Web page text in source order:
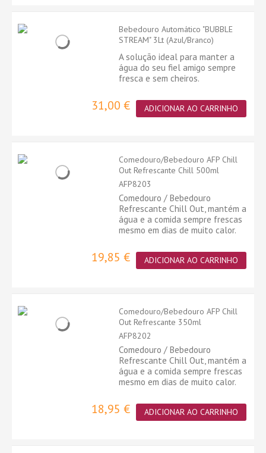
Bebedouro Automático "BUBBLE
STREAM" 3Lt (Azul/Branco)
A solução ideal para manter a
água do seu fiel amigo sempre
fresca e sem cheiros.
31,00 € ADICIONAR AO CARRINHO
Comedouro/Bebedouro AFP Chill
Out Refrescante Chill 500ml
AFP8203
Comedouro / Bebedouro
Refrescante Chill Out, mantém a
água e a comida sempre frescas
mesmo em dias de muito calor.
19,85 € ADICIONAR AO CARRINHO
Comedouro/Bebedouro AFP Chill
Out Refrescante 350ml
AFP8202
Comedouro / Bebedouro
Refrescante Chill Out, mantém a
água e a comida sempre frescas
mesmo em dias de muito calor.
18,95 € ADICIONAR AO CARRINHO